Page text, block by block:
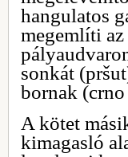
hangulatos
megemlíti
sonkát
bornak
A kötet
kimagasló